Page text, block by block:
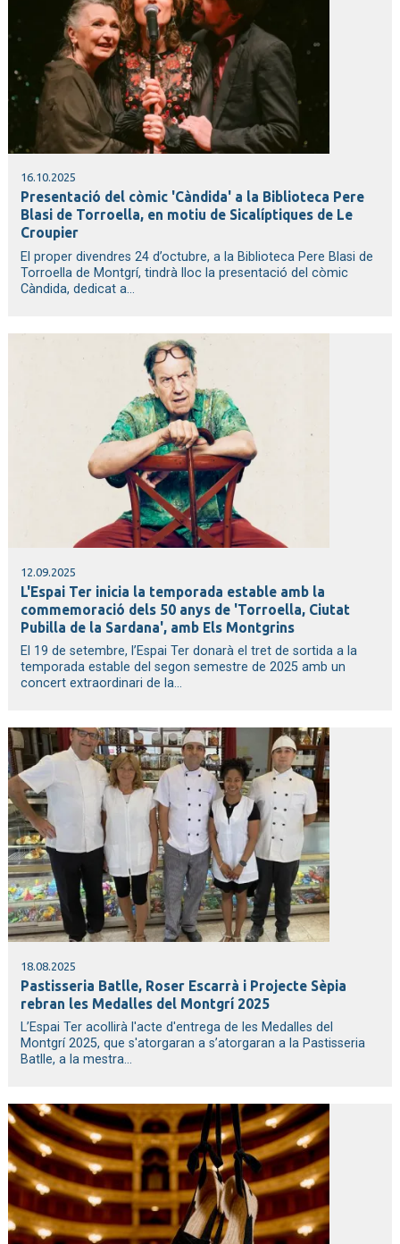
16.10.2025
Presentació del còmic 'Càndida' a la Biblioteca Pere
Blasi de Torroella, en motiu de Sicalíptiques de Le
Croupier
El proper divendres 24 d’octubre, a la Biblioteca Pere Blasi de
Torroella de Montgrí, tindrà lloc la presentació del còmic
Càndida, dedicat a...
12.09.2025
L'Espai Ter inicia la temporada estable amb la
commemoració dels 50 anys de 'Torroella, Ciutat
Pubilla de la Sardana', amb Els Montgrins
El 19 de setembre, l’Espai Ter donarà el tret de sortida a la
temporada estable del segon semestre de 2025 amb un
concert extraordinari de la...
18.08.2025
Pastisseria Batlle, Roser Escarrà i Projecte Sèpia
rebran les Medalles del Montgrí 2025
L’Espai Ter acollirà l'acte d'entrega de les Medalles del
Montgrí 2025, que s'atorgaran a s’atorgaran a la Pastisseria
Batlle, a la mestra...